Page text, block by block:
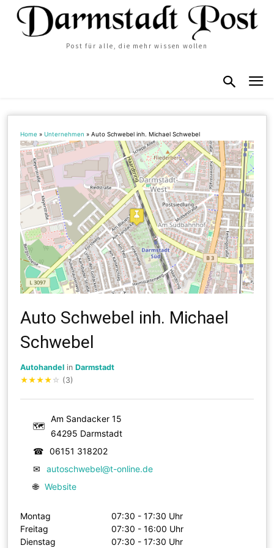
Post für alle, die mehr wissen wollen
Home »Unternehmen »Auto Schwebel inh. Michael Schwebel
Auto Schwebel inh. Michael
Schwebel
Autohandel inDarmstadt
★★★★ ☆ (3)
🗺
Am Sandacker 15
64295 Darmstadt
☎
06151 318202
✉
autoschwebel@t-online.de
🌐 Website
Montag
07:30 - 17:30 Uhr
Freitag
07:30 - 16:00 Uhr
Dienstag
07:30 - 17:30 Uhr